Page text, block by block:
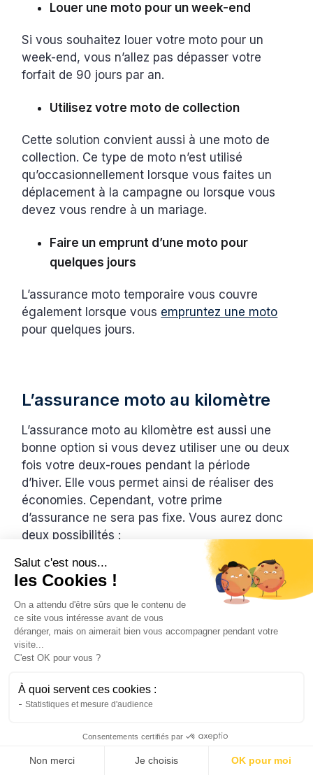
Louer une moto pour un week-end
Si vous souhaitez louer votre moto pour un
week-end, vous n’allez pas dépasser votre
forfait de 90 jours par an.
Utilisez votre moto de collection
Cette solution convient aussi à une moto de
collection. Ce type de moto n’est utilisé
qu’occasionnellement lorsque vous faites un
déplacement à la campagne ou lorsque vous
devez vous rendre à un mariage.
Faire un emprunt d’une moto pour
quelques jours
L’assurance moto temporaire vous couvre
également lorsque vous empruntez une moto
pour quelques jours.
L’assurance moto au kilomètre
L’assurance moto au kilomètre est aussi une
bonne option si vous devez utiliser une ou deux
fois votre deux-roues pendant la période
d’hiver. Elle vous permet ainsi de réaliser des
économies. Cependant, votre prime
d’assurance ne sera pas fixe. Vous aurez donc
deux possibilités :
Pour cette formule au kilomètre, vous ne payez
que ce que vous avez parcouru. Vos
cotisations seront alors calculées sur l’usage
réel de votre deux-roues.
La formule du forfait kilométrique
Salut c'est nous...
les Cookies !
On a attendu d'être sûrs que le contenu de
ce site vous intéresse avant de vous
déranger, mais on aimerait bien vous accompagner pendant votre
visite...
C'est OK pour vous ?
À quoi servent ces cookies :
Statistiques et mesure d'audience
Consentements certifiés par
Non merci Je choisis OK pour moi